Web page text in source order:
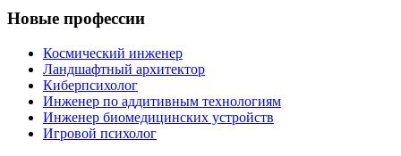
Новые профессии
Космический инженер
Ландшафтный архитектор
Киберпсихолог
Инженер по аддитивным технологиям
Инженер биомедицинских устройств
Игровой психолог